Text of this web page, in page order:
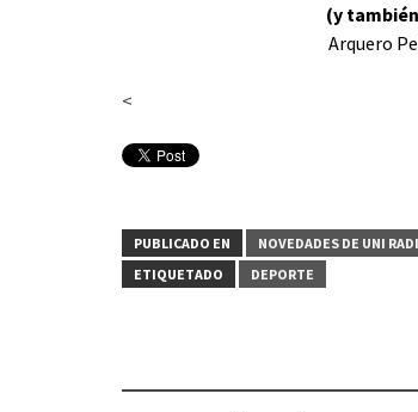
(y
Arquero
<
PUBLICADO EN
NOVEDADES DE UNI
ETIQUETADO
DEPORTE